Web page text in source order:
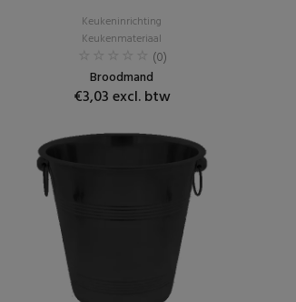
Keukeninrichting
Keukenmateriaal
(0)
Broodmand
€3,03 excl. btw